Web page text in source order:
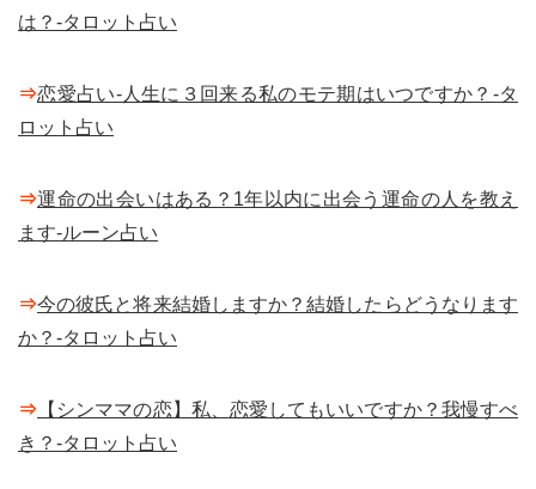
は？-タロット占い
⇒恋愛占い-人生に３回来る私のモテ期はいつですか？-タ
ロット占い
⇒運命の出会いはある？1年以内に出会う運命の人を教え
ます-ルーン占い
⇒今の彼氏と将来結婚しますか？結婚したらどうなります
か？-タロット占い
⇒ 【シンママの恋】私、恋愛してもいいですか？我慢すべ
き？-タロット占い